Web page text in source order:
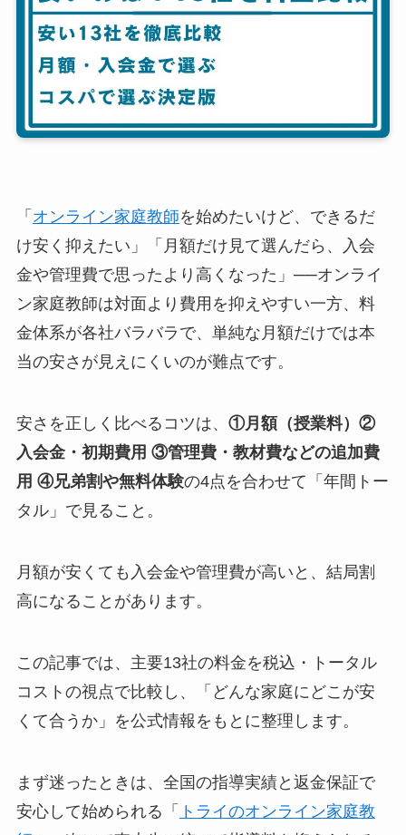
「 オンライン家庭教師を始めたいけど、できるだ
け安く抑えたい」「月額だけ見て選んだら、入会
金や管理費で思ったより高くなった」──オンライ
ン家庭教師は対面より費用を抑えやすい一方、料
金体系が各社バラバラで、単純な月額だけでは本
当の安さが見えにくいのが難点です。
安さを正しく比べるコツは、 ①月額（授業料）②
入会金・初期費用 ③管理費・教材費などの追加費
用 ④兄弟割や無料体験の4点を合わせて「年間トー
タル」で見ること。
月額が安くても入会金や管理費が高いと、結局割
高になることがあります。
この記事では、主要13社の料金を税込・トータル
コストの視点で比較し、「どんな家庭にどこが安
くて合うか」を公式情報をもとに整理します。
まず迷ったときは、全国の指導実績と返金保証で
安心して始められる「 トライのオンライン家庭教